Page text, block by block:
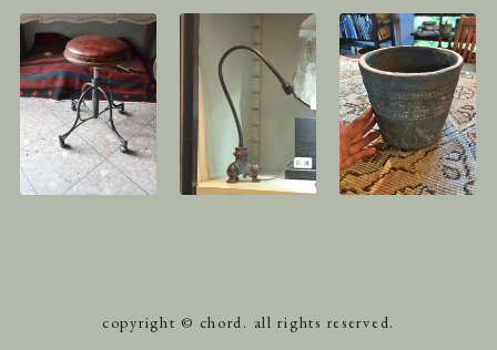
copyright © chord. all rights reserved.